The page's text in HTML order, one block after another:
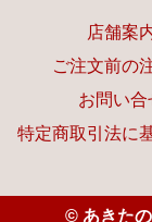
店舗案
ご注文前の
お問い合
特定商取引法に
© あきた